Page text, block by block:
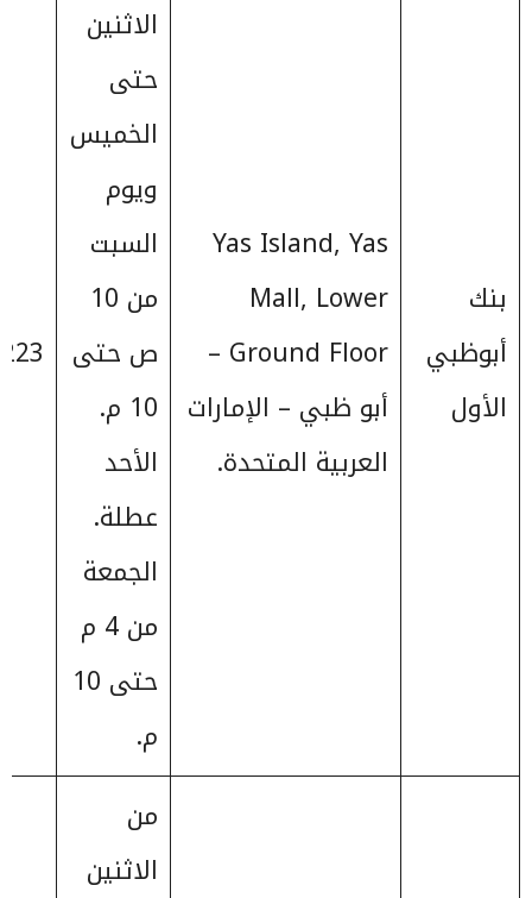
بنك
أبوظبي
الأول
Yas Island, Yas
Mall, Lower
Ground Floor –
أبو ظبي – الإمارات
العربية المتحدة.
الاثنين
حتى
الخميس
ويوم
السبت
من 10
ص حتى
10 م.
الأحد
عطلة.
الجمعة
من 4 م
حتى 10
م.
من
الاثنين